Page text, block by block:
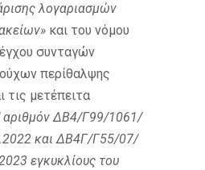
λογαριασμών
και του νόμου
συνταγών
περίθαλψης
μετέπειτα
αριθμόν ΔΒ4/Γ99/1061/
και ΔΒ4Γ/Γ55/07/
εγκυκλίους του